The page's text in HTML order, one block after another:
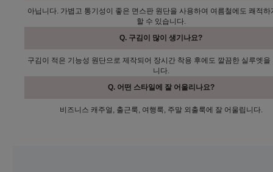
아닙니다. 가볍고 통기성이 좋은 면스판 원단을 사용하여 여름철에도 쾌적하
할 수 있습니다.
Q. 구김이 많이 생기나요?
구김이 적은 기능성 원단으로 제작되어 장시간 착용 후에도 깔끔한 실루엣을
니다.
Q. 어떤 스타일에 잘 어울리나요?
비즈니스 캐주얼, 출근룩, 여행룩, 주말 외출룩에 잘 어울립니다.